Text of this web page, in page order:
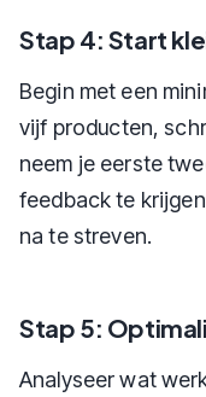
Stap 4: Start
Begin met een
vijf producten,
neem je eerste
feedback te
na te streven.
Stap 5:
Analyseer wat